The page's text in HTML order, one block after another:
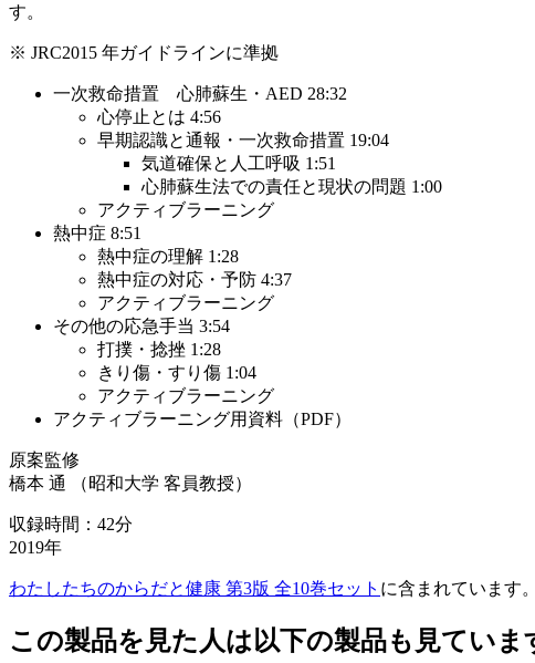
す。
※ JRC2015 年ガイドラインに準拠
一次救命措置 心肺蘇生・AED 28:32
心停止とは 4:56
早期認識と通報・一次救命措置 19:04
気道確保と人工呼吸 1:51
心肺蘇生法での責任と現状の問題 1:00
アクティブラーニング
熱中症 8:51
熱中症の理解 1:28
熱中症の対応・予防 4:37
アクティブラーニング
その他の応急手当 3:54
打撲・捻挫 1:28
きり傷・すり傷 1:04
アクティブラーニング
アクティブラーニング用資料（PDF）
原案監修
橋本 通 （昭和大学 客員教授）
収録時間：42分
2019年
わたしたちのからだと健康 第3版 全10巻セット に含まれています。
この製品を見た人は以下の製品も見ていま